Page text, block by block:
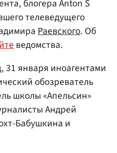
блогера Anton S
телеведущего
Раевского. Об
ведомства.
января иноагентами
обозреватель
школы «Апельсин»
Андрей
Бабушкина и